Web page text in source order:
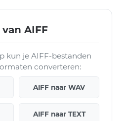
AIFF
kun je AIFF-bestanden
converteren:
AIFF naar WAV
AIFF naar TEXT